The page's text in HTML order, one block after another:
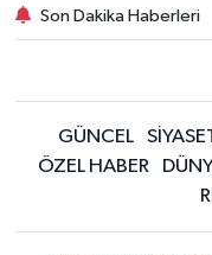
Son Dakika Haberleri
GÜNCEL
ÖZEL HABER